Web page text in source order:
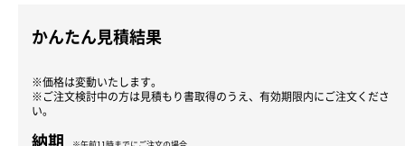
かんたん見積結果
※価格は変動いたします。
※ご注文検討中の方は見積もり書取得のうえ、有効期限内にご注文くださ
い。
納期